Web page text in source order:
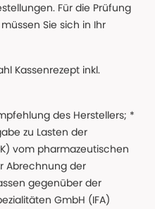
Für die Prüfung
Sie sich in Ihr
Kassenrezept inkl.
des Herstellers; *
zu Lasten der
vom pharmazeutischen
Abrechnung der
gegenüber der
GmbH (IFA)